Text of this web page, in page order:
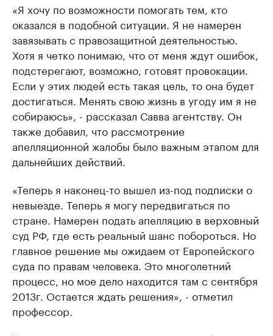
«Я хочу по возможности помогать тем, кто
оказался в подобной ситуации. Я не намерен
завязывать с правозащитной деятельностью.
Хотя я четко понимаю, что от меня ждут ошибок,
подстерегают, возможно, готовят провокации.
Если у этих людей есть такая цель, то она будет
достигаться. Менять свою жизнь в угоду им я не
собираюсь», - рассказал Савва агентству. Он
также добавил, что рассмотрение
апелляционной жалобы было важным этапом для
дальнейших действий.
«Теперь я наконец-то вышел из-под подписки о
невыезде. Теперь я могу передвигаться по
стране. Намерен подать апелляцию в верховный
суд РФ, где есть реальный шанс побороться. Но
главное решение мы ожидаем от Европейского
суда по правам человека. Это многолетний
процесс, но мое дело находится там с сентября
2013г. Остается ждать решения», - отметил
профессор.